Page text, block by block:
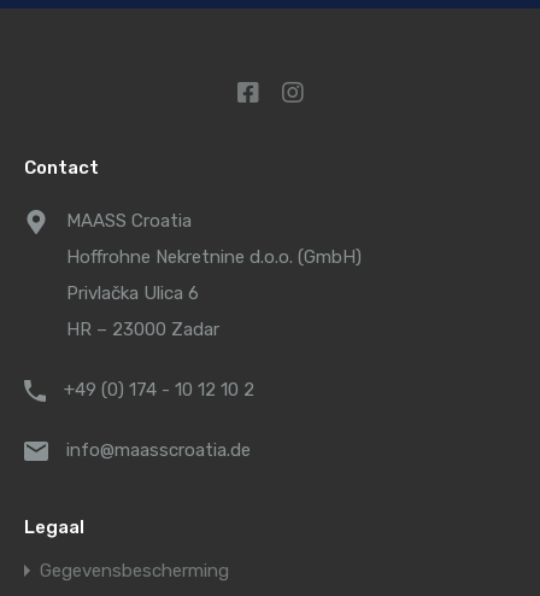
Contact
MAASS Croatia
Hoffrohne Nekretnine d.o.o. (GmbH)
Privlačka Ulica 6
HR – 23000 Zadar
+49 (0) 174 - 10 12 10 2
info@maasscroatia.de
Legaal
Gegevensbescherming